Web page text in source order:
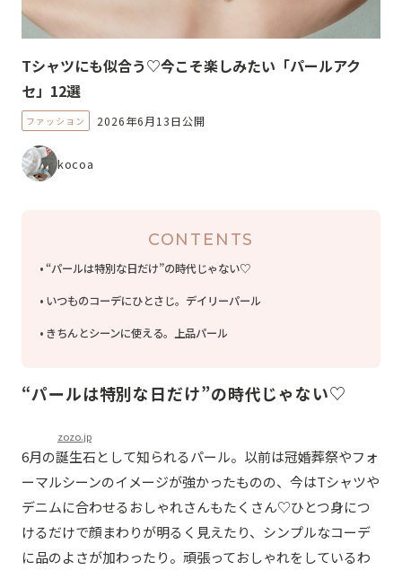
Tシャツにも似合う♡今こそ楽しみたい「パールアク
セ」12選
ファッション 2026年6月13日公開
kocoa
CONTENTS
“パールは特別な日だけ”の時代じゃない♡
いつものコーデにひとさじ。デイリーパール
きちんとシーンに使える。上品パール
“パールは特別な日だけ”の時代じゃない♡
zozo.jp
6月の誕生石として知られるパール。以前は冠婚葬祭やフォ
ーマルシーンのイメージが強かったものの、今はTシャツや
デニムに合わせるおしゃれさんもたくさん♡ひとつ身につ
けるだけで顔まわりが明るく見えたり、シンプルなコーデ
に品のよさが加わったり。頑張っておしゃれをしているわ